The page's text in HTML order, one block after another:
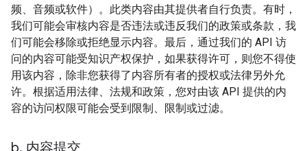
频、音频或软件）。此类内容由其提供者自行负责。有时，
我们可能会审核内容是否违法或违反我们的政策或条款，我
们可能会移除或拒绝显示内容。最后，通过我们的 API 访
问的内容可能受知识产权保护，如果获得许可，则您不得使
用该内容，除非您获得了内容所有者的授权或法律另外允
许。根据适用法律、法规和政策，您对由该 API 提供的内
容的访问权限可能会受到限制、限制或过滤。